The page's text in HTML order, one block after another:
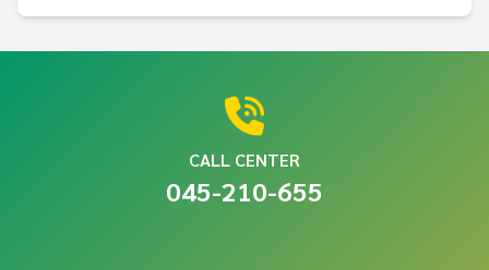
CALL CENTER
045-210-655